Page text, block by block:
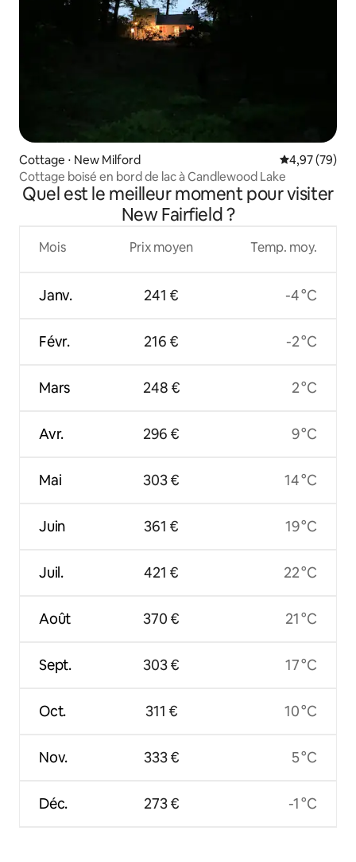
Cottage ⋅ New Milford Évaluation
4,97 (79)
Cottage boisé en bord de lac à Candlewood Lake
Quel est le meilleur moment pour visiter
New Fairfield ?
Mois
Janv.
Févr.
Mars
Avr.
Mai
Juin
Juil.
Août
Sept.
Oct.
Nov.
Déc.
Prix moyen
241 €
216 €
248 €
296 €
303 €
361 €
421 €
370 €
303 €
311 €
333 €
273 €
Temp. moy.
-4 °C
-2 °C
2 °C
9 °C
14 °C
19 °C
22 °C
21 °C
17 °C
10 °C
5 °C
-1 °C